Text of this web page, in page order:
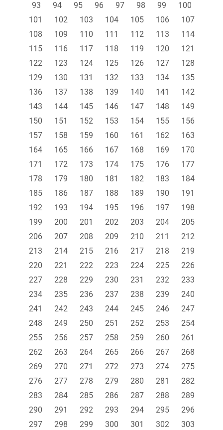
93
94 95 96 97 98 99
100
101
102 103 104 105 106
107
108
109 110 111 112 113
114
115
116 117 118 119 120
121
122
123 124 125 126 127
128
129
130 131 132 133 134
135
136
137 138 139 140 141
142
143
144 145 146 147 148
149
150
151 152 153 154 155
156
157
158 159 160 161 162
163
164
165 166 167 168 169
170
171
172 173 174 175 176
177
178
179 180 181 182 183
184
185
186 187 188 189 190
191
192
193 194 195 196 197
198
199
200 201 202 203 204
205
206
207 208 209 210 211
212
213
214 215 216 217 218
219
220
221 222 223 224 225
226
227
228 229 230 231 232
233
234
235 236 237 238 239
240
241
242 243 244 245 246
247
248
249 250 251 252 253
254
255
256 257 258 259 260
261
262
263 264 265 266 267
268
269
270 271 272 273 274
275
276
277 278 279 280 281
282
283
284 285 286 287 288
289
290
291 292 293 294 295
296
297
298 299 300 301 302
303